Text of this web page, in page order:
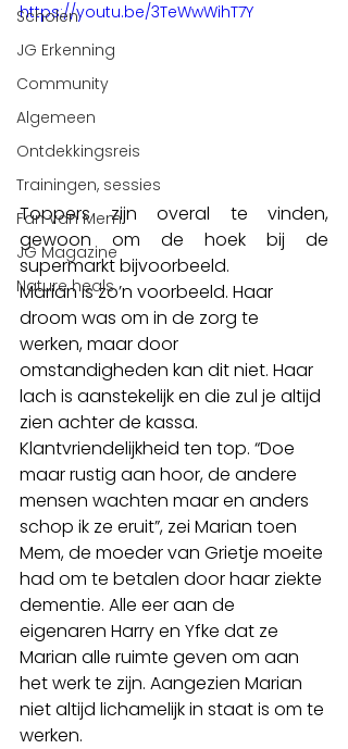
Scholen
JG Erkenning
Community
Algemeen
Ontdekkingsreis
Trainingen, sessies
Fan van Mem
JG Magazine
Nature heals
https://youtu.be/3TeWwWihT7Y
Toppers zijn overal te vinden,
gewoon om de hoek bij de
supermarkt bijvoorbeeld.
Marian is zo’n voorbeeld. Haar
droom was om in de zorg te
werken, maar door
omstandigheden kan dit niet. Haar
lach is aanstekelijk en die zul je altijd
zien achter de kassa.
Klantvriendelijkheid ten top. “Doe
maar rustig aan hoor, de andere
mensen wachten maar en anders
schop ik ze eruit”, zei Marian toen
Mem, de moeder van Grietje moeite
had om te betalen door haar ziekte
dementie. Alle eer aan de
eigenaren Harry en Yfke dat ze
Marian alle ruimte geven om aan
het werk te zijn. Aangezien Marian
niet altijd lichamelijk in staat is om te
werken.